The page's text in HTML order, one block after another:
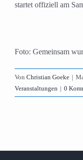
startet offiziell am
Foto: Gemeinsam
Von Christian Goeke |
Veranstaltungen | 0